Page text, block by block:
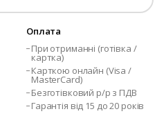
Оплата
При отриманні (готівка /
картка)
Карткою онлайн (Visa /
MasterCard)
Безготівковий р/р з ПДВ
Гарантія від 15 до 20 років